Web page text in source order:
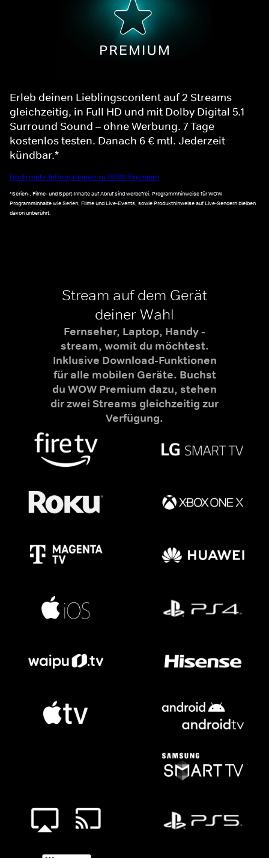
Erleb deinen Lieblingscontent auf 2 Streams
gleichzeitig, in Full HD und mit Dolby Digital 5.1
Surround Sound – ohne Werbung. 7 Tage
kostenlos testen. Danach 6 € mtl. Jederzeit
kündbar.*
Noch mehr Informationen zu WOW Premium
*Serien-, Filme- und Sport-Inhalte auf Abruf sind werbefrei. Programmhinweise für WOW
Programminhalte wie Serien, Filme und Live-Events, sowie Produkthinweise auf Live-Sendern bleiben
davon unberührt.
Stream auf dem Gerät
deiner Wahl
Fernseher, Laptop, Handy -
stream, womit du möchtest.
Inklusive Download-Funktionen
für alle mobilen Geräte. Buchst
du WOW Premium dazu, stehen
dir zwei Streams gleichzeitig zur
Verfügung.